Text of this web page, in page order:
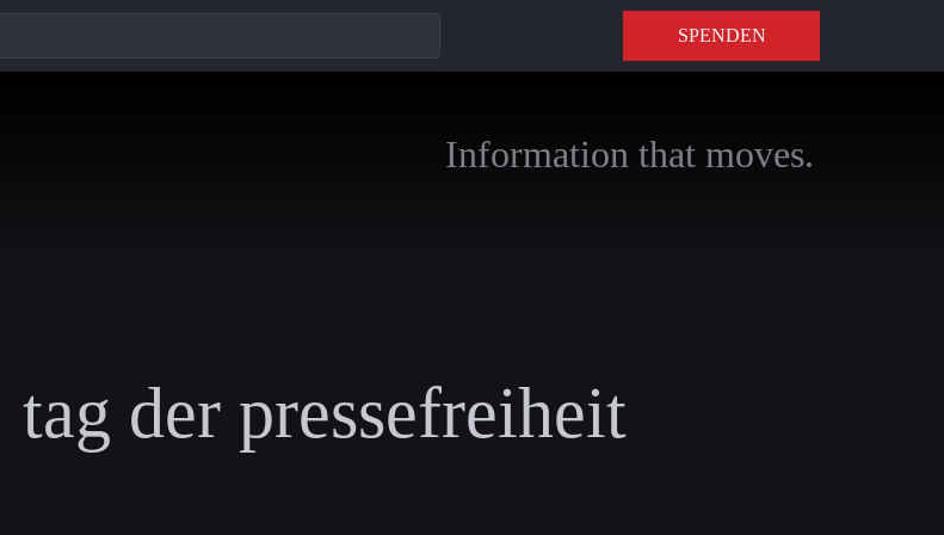
SPENDEN
Information that moves.
tag der pressefreiheit